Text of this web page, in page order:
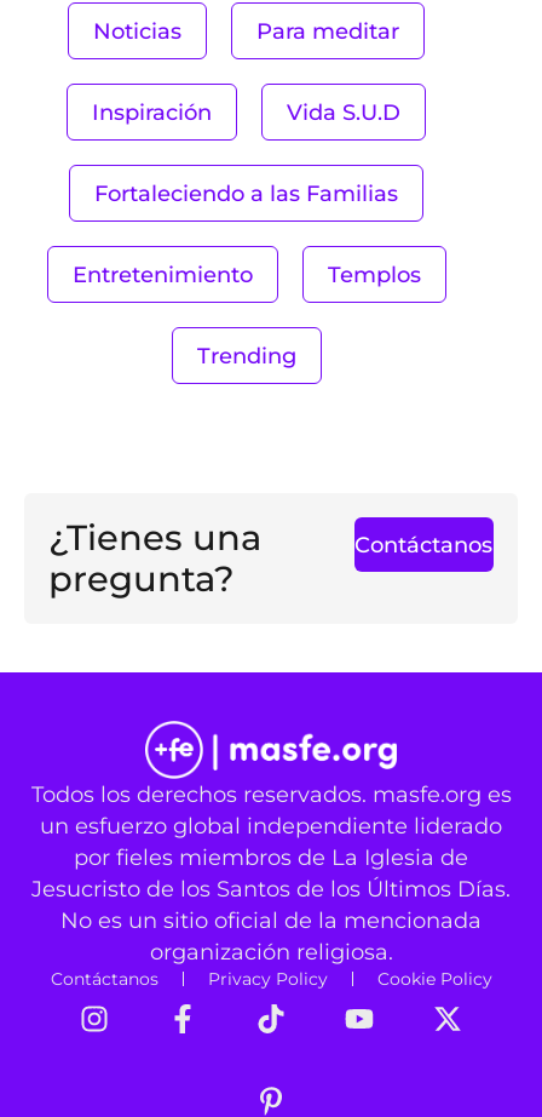
Noticias Para meditar
Inspiración Vida S.U.D
Fortaleciendo a las Familias
Entretenimiento Templos
Trending
¿Tienes una
pregunta?
Contáctanos
Todos los derechos reservados. masfe.org es
un esfuerzo global independiente liderado
por fieles miembros de La Iglesia de
Jesucristo de los Santos de los Últimos Días.
No es un sitio oficial de la mencionada
organización religiosa.
Contáctanos Privacy Policy Cookie Policy